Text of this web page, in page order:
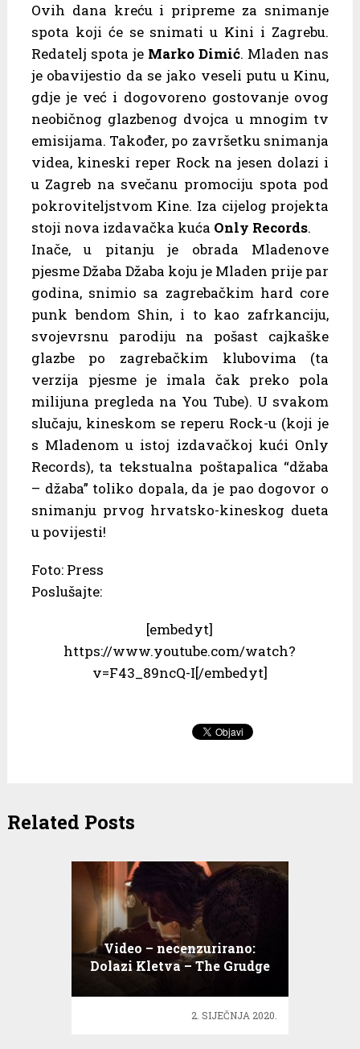
Ovih dana kreću i pripreme za snimanje
spota koji će se snimati u Kini i Zagrebu.
Redatelj spota je Marko Dimić. Mladen nas
je obavijestio da se jako veseli putu u Kinu,
gdje je već i dogovoreno gostovanje ovog
neobičnog glazbenog dvojca u mnogim tv
emisijama. Također, po završetku snimanja
videa, kineski reper Rock na jesen dolazi i
u Zagreb na svečanu promociju spota pod
pokroviteljstvom Kine. Iza cijelog projekta
stoji nova izdavačka kuća Only Records.
Inače, u pitanju je obrada Mladenove
pjesme Džaba Džaba koju je Mladen prije par
godina, snimio sa zagrebačkim hard core
punk bendom Shin, i to kao zafrkanciju,
svojevrsnu parodiju na pošast cajkaške
glazbe po zagrebačkim klubovima (ta
verzija pjesme je imala čak preko pola
milijuna pregleda na You Tube). U svakom
slučaju, kineskom se reperu Rock-u (koji je
s Mladenom u istoj izdavačkoj kući Only
Records), ta tekstualna poštapalica “džaba
– džaba” toliko dopala, da je pao dogovor o
snimanju prvog hrvatsko-kineskog dueta
u povijesti!
Foto: Press
Poslušajte:
[embedyt]
https://www.youtube.com/watch?
v=F43_89ncQ-I[/embedyt]
Related Posts
Video – necenzurirano:
Dolazi Kletva – The Grudge
2. SIJEČNJA 2020.